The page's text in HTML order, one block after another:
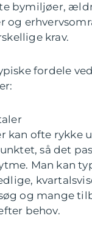
bymiljøer,
og
krav.
fordele
kan ofte rykke
så det
Man kan
og mange
behov.